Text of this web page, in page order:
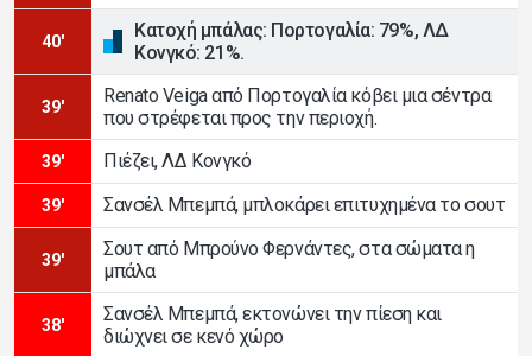
40'
Κατοχή μπάλας: Πορτογαλία: 79%, ΛΔ
Κονγκό: 21%.
39'
Renato Veiga από Πορτογαλία κόβει μια σέντρα
που στρέφεται προς την περιοχή.
39' Πιέζει, ΛΔ Κονγκό
39' Σανσέλ Μπεμπά, μπλοκάρει επιτυχημένα το σουτ
39'
Σουτ από Μπρούνο Φερνάντες, στα σώματα η
μπάλα
38'
Σανσέλ Μπεμπά, εκτονώνει την πίεση και
διώχνει σε κενό χώρο